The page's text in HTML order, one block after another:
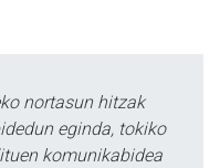
nortasun hitzak
eginda, tokiko
komunikabidea